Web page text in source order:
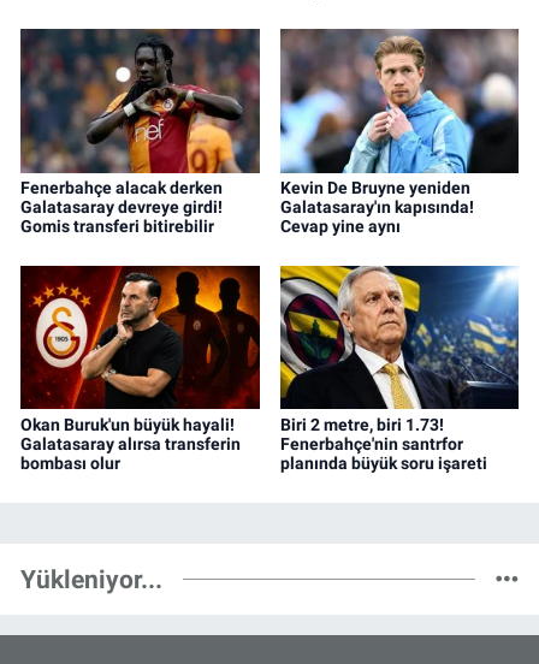
Fenerbahçe alacak derken
Galatasaray devreye girdi!
Gomis transferi bitirebilir
Kevin De Bruyne yeniden
Galatasaray'ın kapısında!
Cevap yine aynı
Okan Buruk'un büyük hayali!
Galatasaray alırsa transferin
bombası olur
Biri 2 metre, biri 1.73!
Fenerbahçe'nin santrfor
planında büyük soru işareti
Yükleniyor...